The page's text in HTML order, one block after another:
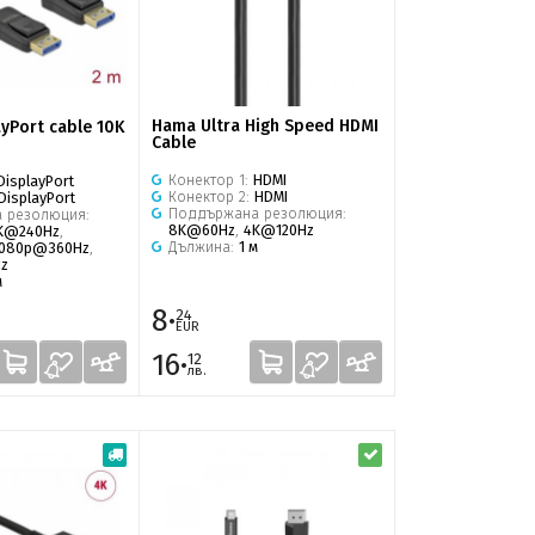
cable 10K
резолюция:
,
,
Hama Ultra High Speed ​​HDMI
Cable
Конектор 1: HDMI
Конектор 2: HDMI
Поддържана резолюция:
8K@60Hz, 4K@120Hz
Дължина: 1 м
8·24
EUR
16·12
лв.